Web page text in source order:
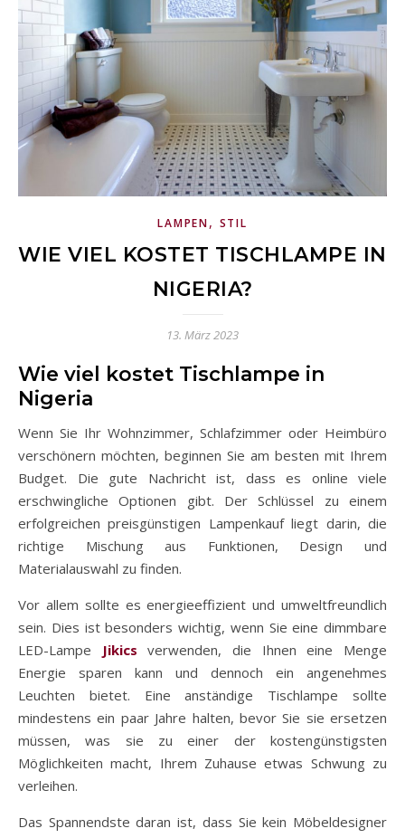
LAMPEN, STIL
WIE VIEL KOSTET TISCHLAMPE IN
NIGERIA?
13. März 2023
Wie viel kostet Tischlampe in
Nigeria
Wenn Sie Ihr Wohnzimmer, Schlafzimmer oder Heimbüro
verschönern möchten, beginnen Sie am besten mit Ihrem
Budget. Die gute Nachricht ist, dass es online viele
erschwingliche Optionen gibt. Der Schlüssel zu einem
erfolgreichen preisgünstigen Lampenkauf liegt darin, die
richtige Mischung aus Funktionen, Design und
Materialauswahl zu finden.
Vor allem sollte es energieeffizient und umweltfreundlich
sein. Dies ist besonders wichtig, wenn Sie eine dimmbare
LED-Lampe
Jikics verwenden, die Ihnen eine Menge
Energie sparen kann und dennoch ein angenehmes
Leuchten bietet. Eine anständige Tischlampe sollte
mindestens ein paar Jahre halten, bevor Sie sie ersetzen
müssen, was sie zu einer der kostengünstigsten
Möglichkeiten macht, Ihrem Zuhause etwas Schwung zu
verleihen.
Das Spannendste daran ist, dass Sie kein Möbeldesigner